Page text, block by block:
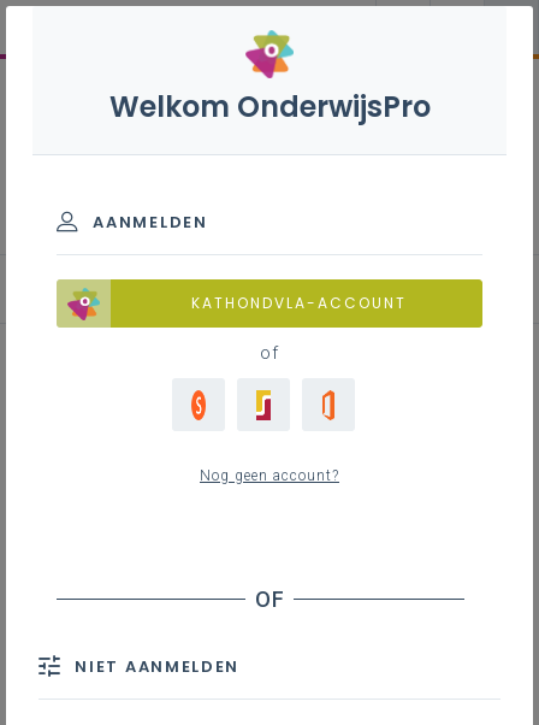
graad - D-finaliteit
Dissecties als werkvorm
Het ethisch kader dat de mens hanteert, is
Bepaalde handelingen die we vroeger
heel gewoon vonden worden nu ter
Welkom OnderwijsPro
AANMELDEN
KATHONDVLA-ACCOUNT
of
Nog geen account?
NIET AANMELDEN